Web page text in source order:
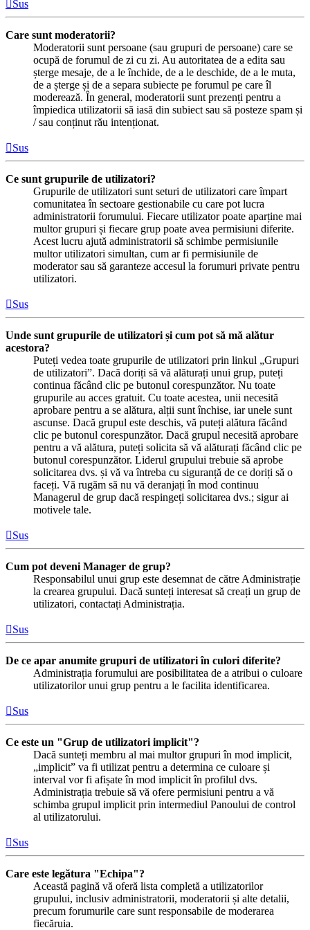
Sus
Care sunt moderatorii?
Moderatorii sunt persoane (sau grupuri de persoane) care se
ocupă de forumul de zi cu zi. Au autoritatea de a edita sau
șterge mesaje, de a le închide, de a le deschide, de a le muta,
de a șterge și de a separa subiecte pe forumul pe care îl
moderează. În general, moderatorii sunt prezenți pentru a
împiedica utilizatorii să iasă din subiect sau să posteze spam și
/ sau conținut rău intenționat.
Sus
Ce sunt grupurile de utilizatori?
Grupurile de utilizatori sunt seturi de utilizatori care împart
comunitatea în sectoare gestionabile cu care pot lucra
administratorii forumului. Fiecare utilizator poate aparține mai
multor grupuri și fiecare grup poate avea permisiuni diferite.
Acest lucru ajută administratorii să schimbe permisiunile
multor utilizatori simultan, cum ar fi permisiunile de
moderator sau să garanteze accesul la forumuri private pentru
utilizatori.
Sus
Unde sunt grupurile de utilizatori și cum pot să mă alătur
acestora?
Puteți vedea toate grupurile de utilizatori prin linkul „Grupuri
de utilizatori”. Dacă doriți să vă alăturați unui grup, puteți
continua făcând clic pe butonul corespunzător. Nu toate
grupurile au acces gratuit. Cu toate acestea, unii necesită
aprobare pentru a se alătura, alții sunt închise, iar unele sunt
ascunse. Dacă grupul este deschis, vă puteți alătura făcând
clic pe butonul corespunzător. Dacă grupul necesită aprobare
pentru a vă alătura, puteți solicita să vă alăturați făcând clic pe
butonul corespunzător. Liderul grupului trebuie să aprobe
solicitarea dvs. și vă va întreba cu siguranță de ce doriți să o
faceți. Vă rugăm să nu vă deranjați în mod continuu
Managerul de grup dacă respingeți solicitarea dvs.; sigur ai
motivele tale.
Sus
Cum pot deveni Manager de grup?
Responsabilul unui grup este desemnat de către Administrație
la crearea grupului. Dacă sunteți interesat să creați un grup de
utilizatori, contactați Administrația.
Sus
De ce apar anumite grupuri de utilizatori în culori diferite?
Administrația forumului are posibilitatea de a atribui o culoare
utilizatorilor unui grup pentru a le facilita identificarea.
Sus
Ce este un "Grup de utilizatori implicit"?
Dacă sunteți membru al mai multor grupuri în mod implicit,
„implicit” va fi utilizat pentru a determina ce culoare și
interval vor fi afișate în mod implicit în profilul dvs.
Administrația trebuie să vă ofere permisiuni pentru a vă
schimba grupul implicit prin intermediul Panoului de control
al utilizatorului.
Sus
Care este legătura "Echipa"?
Această pagină vă oferă lista completă a utilizatorilor
grupului, inclusiv administratorii, moderatorii și alte detalii,
precum forumurile care sunt responsabile de moderarea
fiecăruia.